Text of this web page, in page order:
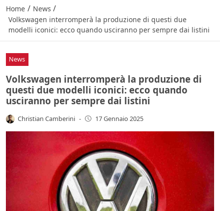
Home / News /
Volkswagen interromperà la produzione di questi due
modelli iconici: ecco quando usciranno per sempre dai listini
News
Volkswagen interromperà la produzione di
questi due modelli iconici: ecco quando
usciranno per sempre dai listini
Christian Camberini - 17 Gennaio 2025